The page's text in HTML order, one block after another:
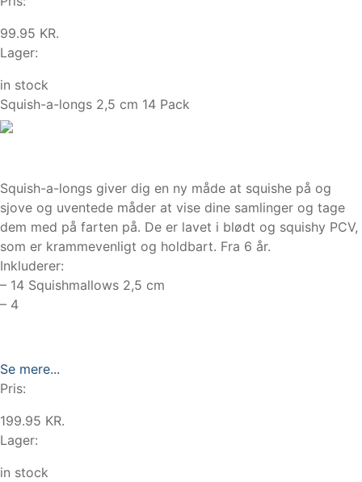
99.95 KR.
Lager:
in stock
Squish-a-longs 2,5 cm 14 Pack
Squish-a-longs giver dig en ny måde at squishe på og
sjove og uventede måder at vise dine samlinger og tage
dem med på farten på. De er lavet i blødt og squishy PCV,
som er krammevenligt og holdbart. Fra 6 år.
Inkluderer:
– 14 Squishmallows 2,5 cm
– 4
Se mere...
Pris:
199.95 KR.
Lager:
in stock